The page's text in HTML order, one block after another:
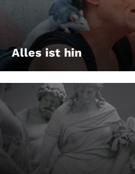
Alles ist hin